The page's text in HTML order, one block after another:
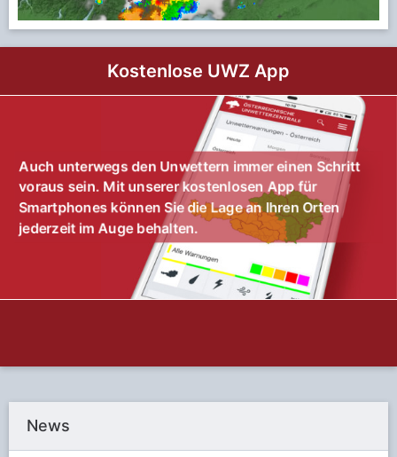
Kostenlose UWZ App
Auch unterwegs den Unwettern immer einen Schritt
voraus sein. Mit unserer kostenlosen App für
Smartphones können Sie die Lage an Ihren Orten
jederzeit im Auge behalten.
News